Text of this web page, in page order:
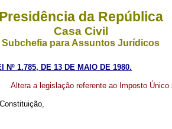
Presidência da República
Casa Civil
Subchefia para Assuntos Jurídicos
Nº 1.785, DE 13 DE MAIO DE 1980.
Altera a legislação referente ao Imposto